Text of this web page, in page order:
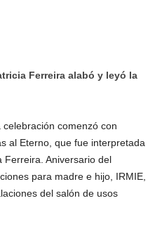
Ferreira alabó y leyó la
comenzó con
al Eterno, que fue interpretada
Ferreira. Aniversario del
para madre e hijo, IRMIE,
del salón de usos